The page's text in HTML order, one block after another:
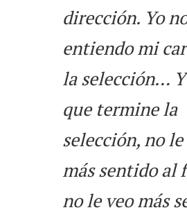
dirección. Yo
entiendo mi
la selección…
que termine la
selección, no le
más sentido al
no le veo más